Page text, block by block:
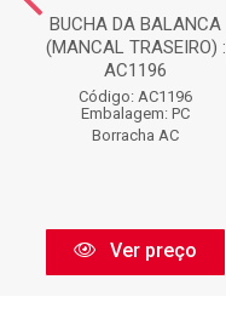
BUCHA DA BALANCA
(MANCAL TRASEIRO) :
AC1196
Código: AC1196
Embalagem: PC
Borracha AC
Ver preço